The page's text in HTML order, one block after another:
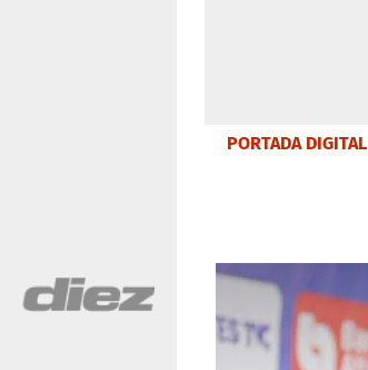
PORTADA DIGITAL